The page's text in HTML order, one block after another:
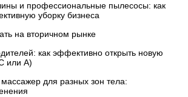
и профессиональные пылесосы: как
уборку бизнеса
на вторичном рынке
как эффективно открыть новую
или А)
для разных зон тела: